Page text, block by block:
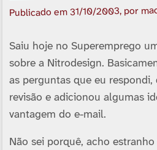
Publicado em31/10/2003, por
Saiu hoje no Superemprego
sobre a Nitrodesign.
as perguntas que eu respondi,
revisão e adicionou algumas
vantagem do e-mail.
Não sei porquê, acho